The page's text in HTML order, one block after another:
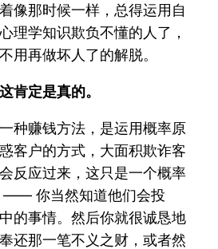
像那时候一样，总得运用自
理学知识欺负不懂的人了，
用再做坏人了的解脱。
肯定是真的。
种赚钱方法，是运用概率原
客户的方式，大面积欺诈客
反应过来，这只是一个概率
—— 你当然知道他们会投
的事情。然后你就很诚恳地
还那一笔不义之财，或者然